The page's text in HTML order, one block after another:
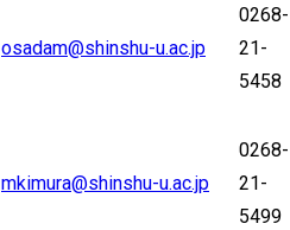
osadam@shinshu-u.ac.jp
0268-
21-
5458
mkimura@shinshu-u.ac.jp
0268-
21-
5499